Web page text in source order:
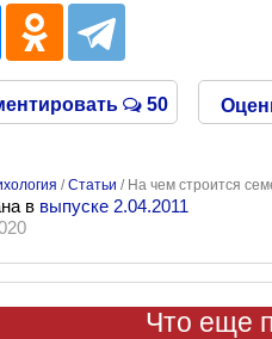
50
/Статьи / На чем строится
в выпуске 2.04.2011
Что еще